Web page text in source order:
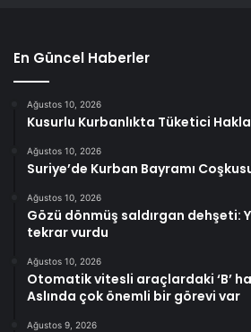
En Güncel Haberler
Ağustos 10, 2026
Kusurlu Kurbanlıkta Tüketici
Ağustos 10, 2026
Suriye’de Kurban Bayramı
Ağustos 10, 2026
Gözü dönmüş saldırgan dehşeti:
tekrar vurdu
Ağustos 10, 2026
Otomatik vitesli araçlardaki ‘B’
Aslında çok önemli bir görevi var
Ağustos 9, 2026